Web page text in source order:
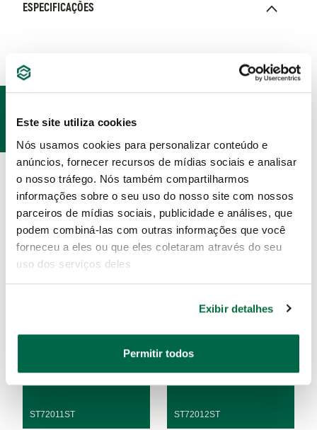
Este site utiliza cookies
Nós usamos cookies para personalizar conteúdo e
anúncios, fornecer recursos de mídias sociais e analisar
o nosso tráfego. Nós também compartilharmos
informações sobre o seu uso do nosso site com nossos
parceiros de mídias sociais, publicidade e análises, que
podem combiná-las com outras informações que você
forneceu a eles ou que eles coletaram através do seu
uso dos serviços deles
Exibir detalhes
Permitir todos
ESPECIFICAÇÕES
RELACIONADOS
ST72011ST ST72012ST